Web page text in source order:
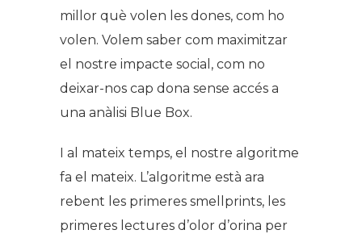
millor què volen les dones, com ho
volen. Volem saber com maximitzar
el nostre impacte social, com no
deixar-nos cap dona sense accés a
una anàlisi Blue Box.
I al mateix temps, el nostre algoritme
fa el mateix. L’algoritme està ara
rebent les primeres smellprints, les
primeres lectures d’olor d’orina per